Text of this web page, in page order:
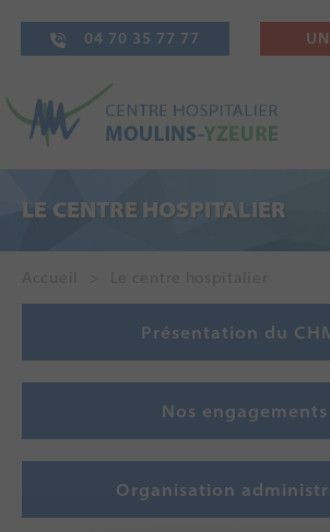
04 70 35 77 77
LE CENTRE HOSPITALIER
Présentation du
Nos engagements
Organisation